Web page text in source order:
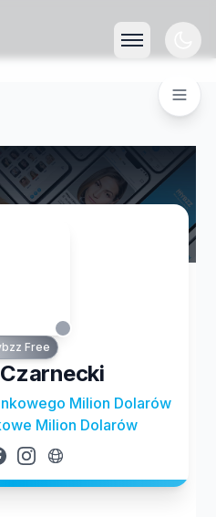
Free
Milion Dolarów
Milion Dolarów